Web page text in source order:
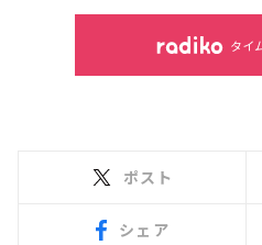
タイ
ポスト
シェア